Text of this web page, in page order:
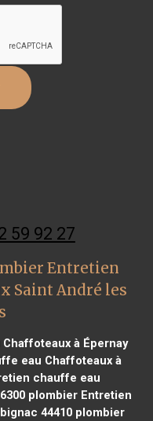
59 92 27
Entretien
Saint André les
à Épernay
eau Chaffoteaux à
chauffe eau
plombier Entretien
44410plombier